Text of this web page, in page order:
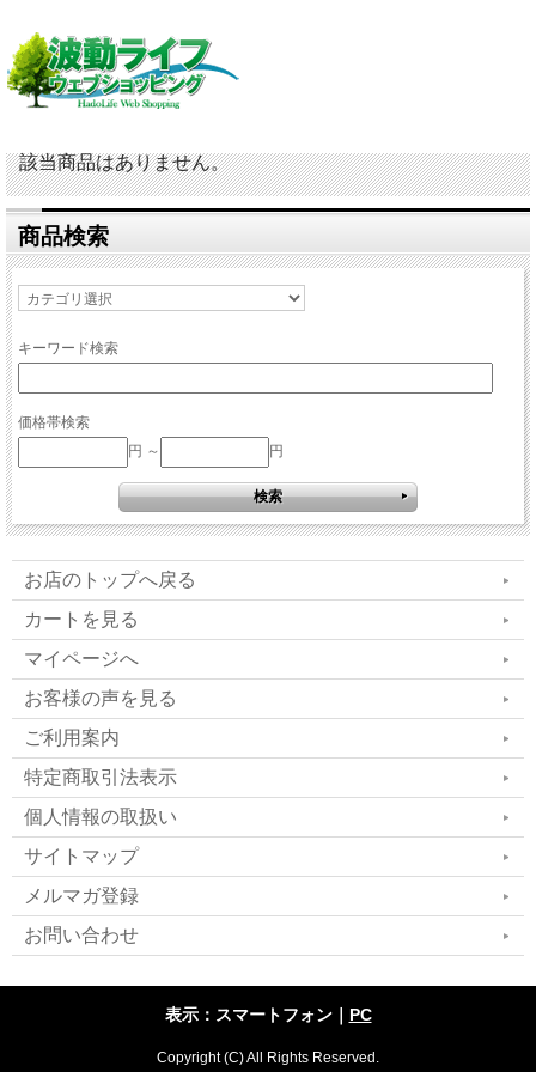
該当商品はありません。
商品検索
キーワード検索
価格帯検索
円 ～
円
お店のトップへ戻る
カートを見る
マイページへ
お客様の声を見る
ご利用案内
特定商取引法表示
個人情報の取扱い
サイトマップ
メルマガ登録
お問い合わせ
表示：スマートフォン｜ PC
Copyright (C) All Rights Reserved.